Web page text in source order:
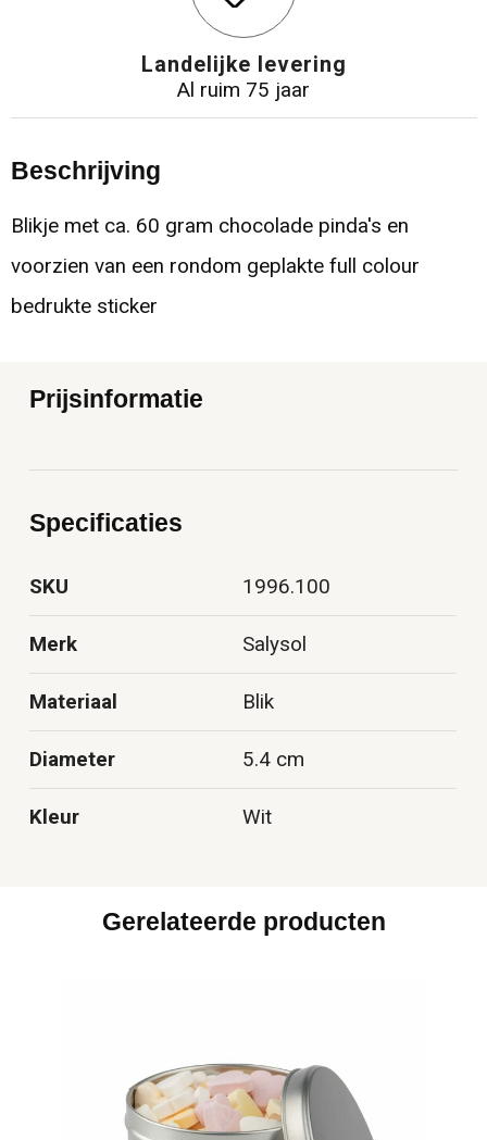
Landelijke levering
Al ruim 75 jaar
Beschrijving
Blikje met ca. 60 gram chocolade pinda's en
voorzien van een rondom geplakte full colour
bedrukte sticker
Prijsinformatie
Specificaties
SKU 1996.100
Merk Salysol
Materiaal Blik
Diameter 5.4 cm
Kleur Wit
Gerelateerde producten